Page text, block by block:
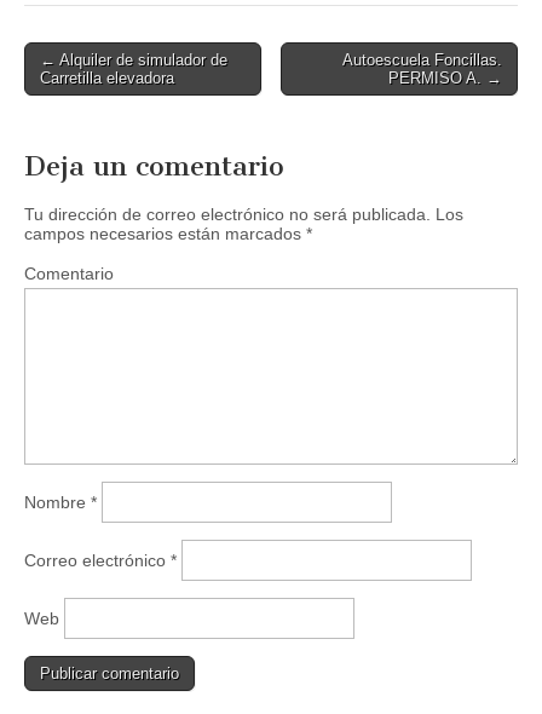
Post navigation
← Alquiler de simulador de
Carretilla elevadora
Autoescuela Foncillas.
PERMISO A. →
Deja un comentario
Tu dirección de correo electrónico no será publicada.
Los
campos necesarios están marcados *
Comentario
Nombre *
Correo electrónico *
Web